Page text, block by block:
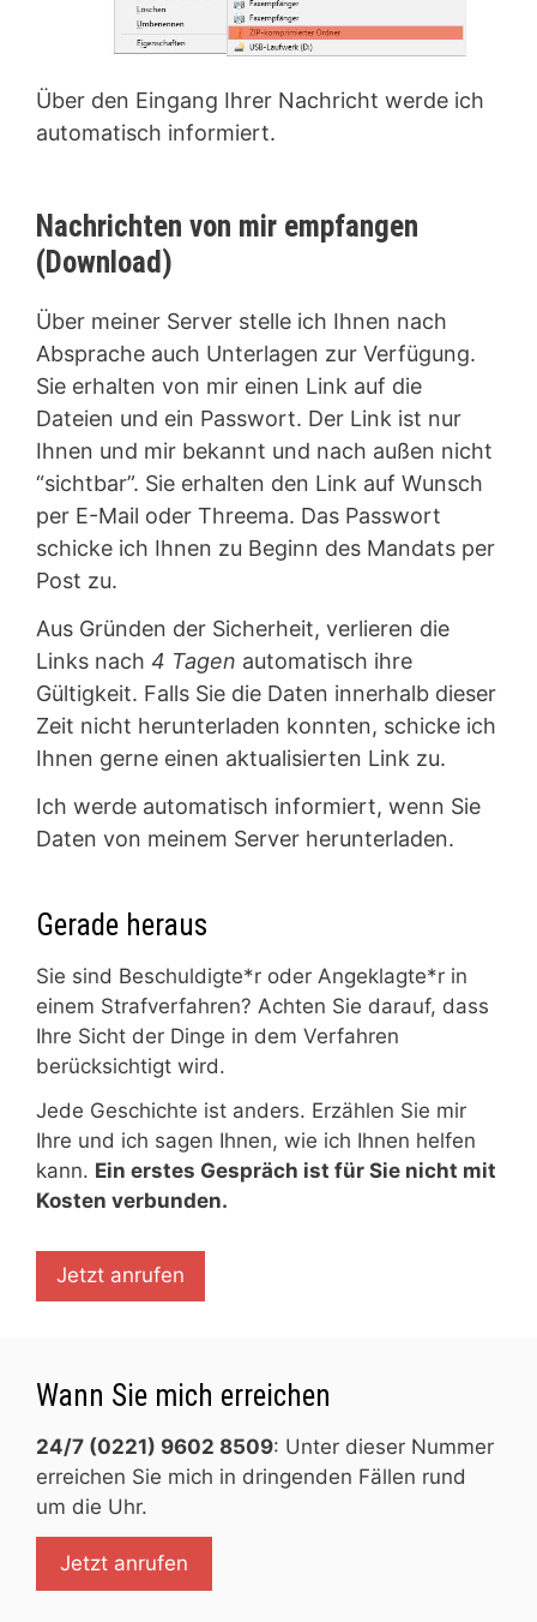
Über den Eingang Ihrer Nachricht werde ich
automatisch informiert.
Nachrichten von mir empfangen
(Download)
Über meiner Server stelle ich Ihnen nach
Absprache auch Unterlagen zur Verfügung.
Sie erhalten von mir einen Link auf die
Dateien und ein Passwort. Der Link ist nur
Ihnen und mir bekannt und nach außen nicht
“sichtbar”. Sie erhalten den Link auf Wunsch
per E-Mail oder Threema. Das Passwort
schicke ich Ihnen zu Beginn des Mandats per
Post zu.
Aus Gründen der Sicherheit, verlieren die
Links nach 4 Tagen automatisch ihre
Gültigkeit. Falls Sie die Daten innerhalb dieser
Zeit nicht herunterladen konnten, schicke ich
Ihnen gerne einen aktualisierten Link zu.
Ich werde automatisch informiert, wenn Sie
Daten von meinem Server herunterladen.
Gerade heraus
Sie sind Beschuldigte*r oder Angeklagte*r in
einem Strafverfahren? Achten Sie darauf, dass
Ihre Sicht der Dinge in dem Verfahren
berücksichtigt wird.
Jede Geschichte ist anders. Erzählen Sie mir
Ihre und ich sagen Ihnen, wie ich Ihnen helfen
kann. Ein erstes Gespräch ist für Sie nicht mit
Kosten verbunden.
Jetzt anrufen
Wann Sie mich erreichen
24/7 (0221) 9602 8509: Unter dieser Nummer
erreichen Sie mich in dringenden Fällen rund
um die Uhr.
Jetzt anrufen